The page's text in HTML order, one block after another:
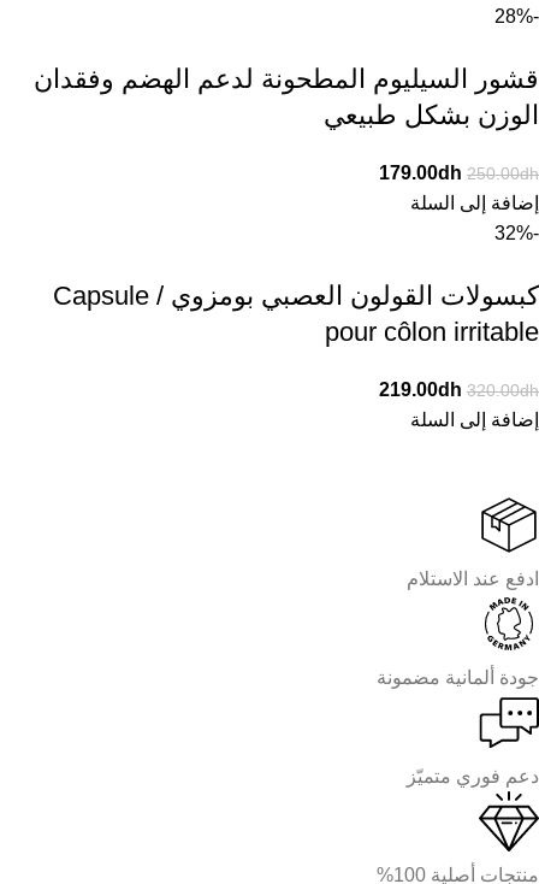
-28%
قشور السيليوم المطحونة لدعم الهضم وفقدان
الوزن بشكل طبيعي
250.00dh
179.00dh
إضافة إلى السلة
-32%
كبسولات القولون العصبي بومزوي / Capsule
pour côlon irritable
320.00dh
219.00dh
إضافة إلى السلة
ادفع عند الاستلام
جودة ألمانية مضمونة
دعم فوري متميّز
منتجات أصلية 100%